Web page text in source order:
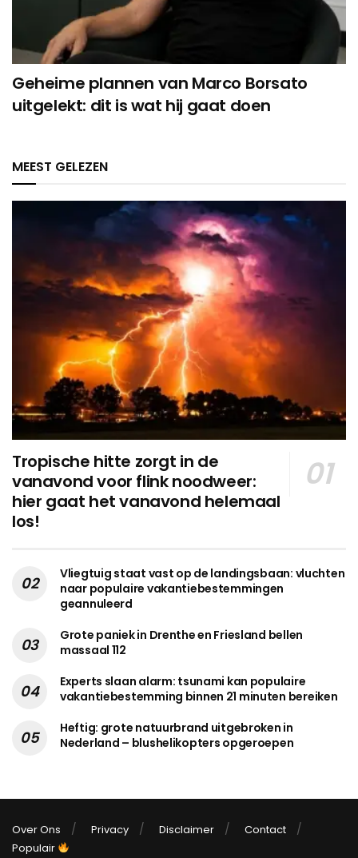
Geheime plannen van Marco Borsato
uitgelekt: dit is wat hij gaat doen
MEEST GELEZEN
Tropische hitte zorgt in de
vanavond voor flink noodweer:
hier gaat het vanavond helemaal
los!
Vliegtuig staat vast op de landingsbaan: vluchten
naar populaire vakantiebestemmingen
geannuleerd
Grote paniek in Drenthe en Friesland bellen
massaal 112
Experts slaan alarm: tsunami kan populaire
vakantiebestemming binnen 21 minuten bereiken
Heftig: grote natuurbrand uitgebroken in
Nederland – blushelikopters opgeroepen
Over Ons Privacy Disclaimer
Contact
Populair